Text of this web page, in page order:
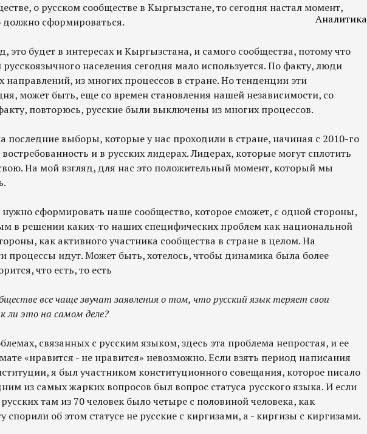
Аналитика
о русском сообществе в Кыргызстане, то сегодня настал момент,
должно сформироваться.
это будет в интересах и Кыргызстана, и самого сообщества, потому что
населения сегодня мало используется. По факту, люди
из многих процессов в стране. Но тенденции эти
может быть, еще со времен становления нашей независимости, со
повторюсь, русские были выключены из многих процессов.
последние выборы, которые у нас проходили в стране, начиная с 2010-го
и в русских лидерах. Лидерах, которые могут сплотить
На мой взгляд, для нас это положительный момент, который мы
сформировать наше сообщество, которое сможет, с одной стороны,
в решении каких-то наших специфических проблем как национальной
как активного участника сообщества в стране в целом. На
процессы идут. Может быть, хотелось, чтобы динамика была более
что есть, то есть
все чаще звучат заявления о том, что русский язык теряет свои
ли это на самом деле?
связанных с русским языком, здесь эта проблема непростая, и ее
«нравится - не нравится» невозможно. Если взять период написания
я был участником конституционного совещания, которое писало
из самых жарких вопросов был вопрос статуса русского языка. И если
там из 70 человек было четыре с половиной человека, как
спорили об этом статусе не русские с киргизами, а - киргизы с киргизами.